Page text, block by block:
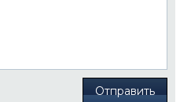
Отправить